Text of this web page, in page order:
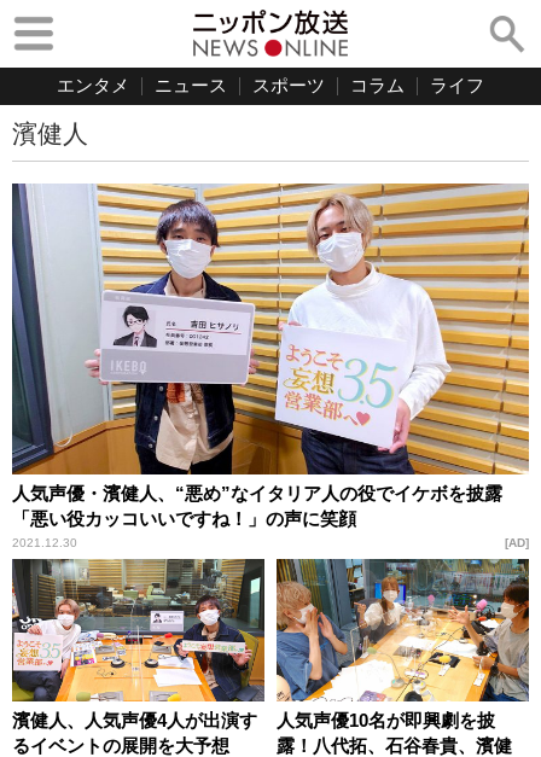
エンタメ ニュース スポーツ コラム ライフ
濱健人
人気声優・濱健人、“悪め”なイタリア人の役でイケボを披露
「悪い役カッコいいですね！」の声に笑顔
2021.12.30 AD
濱健人、人気声優4人が出演す
るイベントの展開を大予想
人気声優10名が即興劇を披
露！八代拓、石谷春貴、濱健